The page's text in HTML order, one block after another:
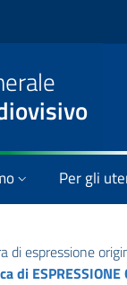
Per gli
di espressione